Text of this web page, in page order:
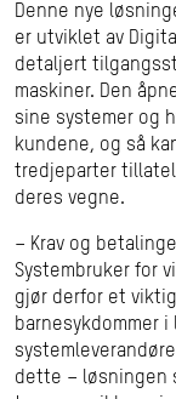
Denne nye
er utviklet av
detaljert
maskiner. Den
sine systemer og
kundene, og så
tredjeparter
deres vegne.
– Krav og
Systembruker for
gjør derfor et
barnesykdommer
dette – løsningen